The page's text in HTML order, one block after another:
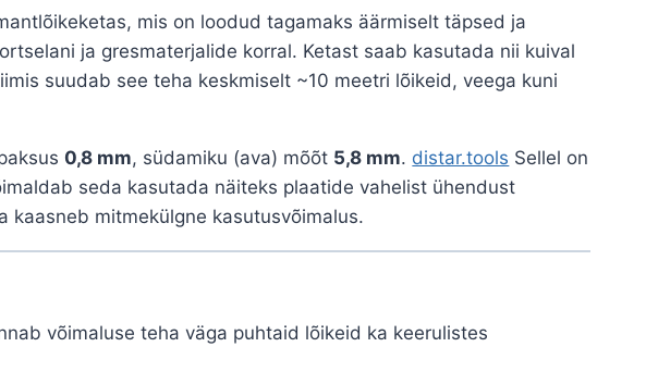
mis on loodud tagamaks äärmiselt täpsed ja
ja gresmaterjalide korral. Ketast saab kasutada nii kuival
suudab see teha keskmiselt ~10 meetri lõikeid, veega kuni
0,8 mm, südamiku (ava) mõõt 5,8 mm. distar.tools Sellel on
seda kasutada näiteks plaatide vahelist ühendust
mitmekülgne kasutusvõimalus.
võimaluse teha väga puhtaid lõikeid ka keerulistes